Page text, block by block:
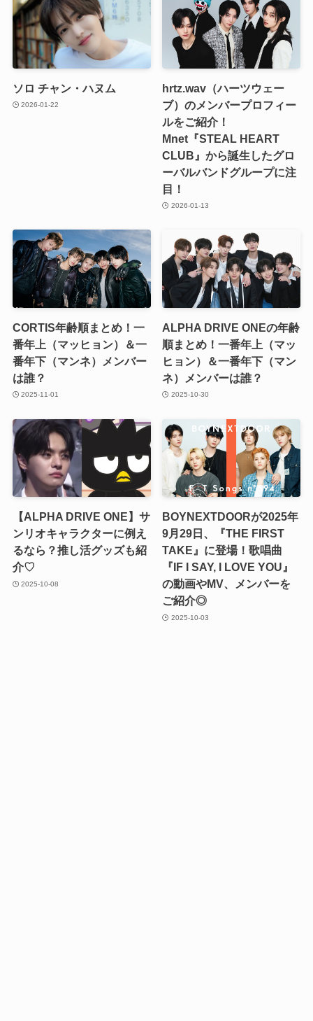
ソロ チャン・ハヌム
2026-01-22
hrtz.wav（ハーツウェー
ブ）のメンバープロフィー
ルをご紹介！
Mnet『STEAL HEART
CLUB』から誕生したグロ
ーバルバンドグループに注
目！
2026-01-13
CORTIS年齢順まとめ！一
番年上（マッヒョン）＆一
番年下（マンネ）メンバー
は誰？
2025-11-01
ALPHA DRIVE ONEの年齢
順まとめ！一番年上（マッ
ヒョン）＆一番年下（マン
ネ）メンバーは誰？
2025-10-30
【ALPHA DRIVE ONE】サ
ンリオキャラクターに例え
るなら？推し活グッズも紹
介♡
2025-10-08
BOYNEXTDOORが2025年
9月29日、『THE FIRST
TAKE』に登場！歌唱曲
『IF I SAY, I LOVE YOU』
の動画やMV、メンバーを
ご紹介◎
2025-10-03